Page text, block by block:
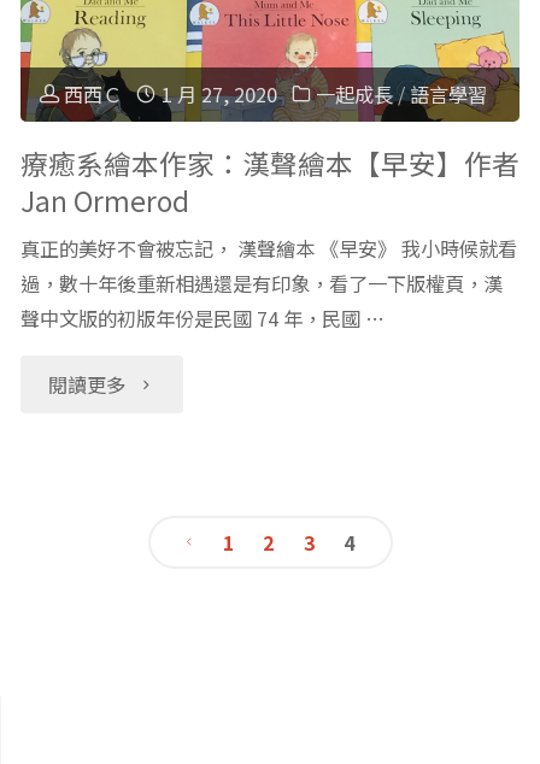
國
童
直
接
聽，
Baba
Yaga
芭
芭
雅
嘎，
千
西西Ｃ 1 月 27, 2020 一起成長/語言學習
療癒系繪本作家：漢聲繪本【早安】作者
Jan Ormerod
真正的美好不會被忘記， 漢聲繪本 《早安》 我小時候就看
過，數十年後重新相遇還是有印象，看了一下版權頁，漢
聲中文版的初版年份是民國 74 年，民國 …
閱讀更多
"療
1 2 3 4